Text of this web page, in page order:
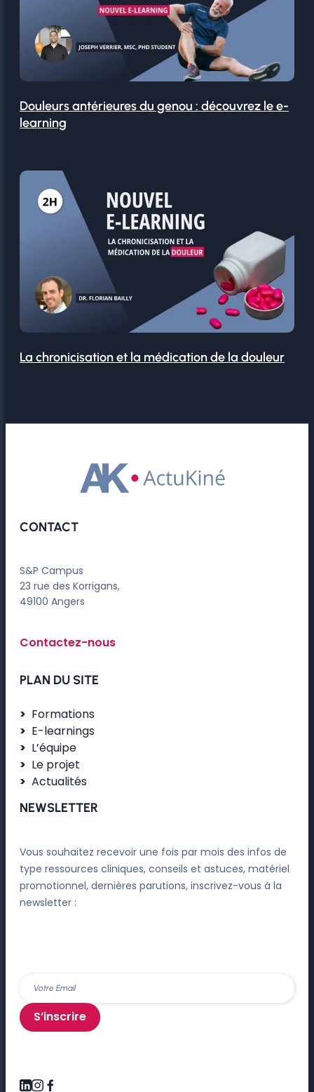
Douleurs antérieures du genou : découvrez le e-
learning
La chronicisation et la médication de la douleur
CONTACT
S&P Campus
23 rue des Korrigans,
49100 Angers
Contactez-nous
PLAN DU SITE
Formations
E-learnings
L’équipe
Le projet
Actualités
NEWSLETTER
Vous souhaitez recevoir une fois par mois des infos de
type ressources cliniques, conseils et astuces, matériel
promotionnel, dernières parutions, inscrivez-vous à la
newsletter :
S’inscrire